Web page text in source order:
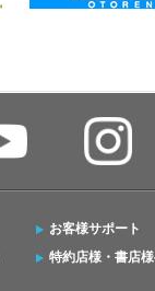
お客様サポート
特約店様・書店